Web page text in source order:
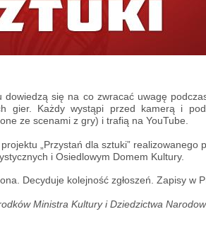
dowiedzą się na co zwracać uwagę
gier. Każdy wystąpi przed kamerą i
ze scenami z gry) i trafią na YouTube.
„Przystań dla sztuki”
i Osiedlowym Domem Kultury.
Decyduje kolejność zgłoszeń. Zapisy
Ministra Kultury i Dziedzictwa